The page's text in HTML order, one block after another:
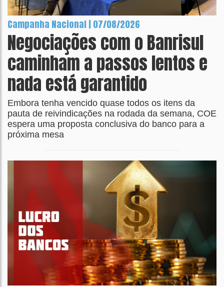
Campanha Nacional | 07/08/2026
Negociações com o Banrisul
caminham a passos lentos e
nada está garantido
Embora tenha vencido quase todos os itens da
pauta de reivindicações na rodada da semana, COE
espera uma proposta conclusiva do banco para a
próxima mesa